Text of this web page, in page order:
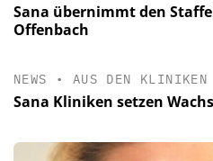
Sana übernimmt den
Offenbach
NEWS • AUS DEN KLINIKEN
Sana Kliniken setzen